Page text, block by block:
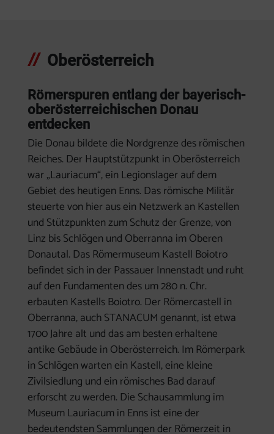
Oberösterreich
Römerspuren entlang der bayerisch-
oberösterreichischen Donau
entdecken
Die Donau bildete die Nordgrenze des römischen
Reiches. Der Hauptstützpunkt in Oberösterreich
war „Lauriacum“, ein Legionslager auf dem
Gebiet des heutigen Enns. Das römische Militär
steuerte von hier aus ein Netzwerk an Kastellen
und Stützpunkten zum Schutz der Grenze, von
Linz bis Schlögen und Oberranna im Oberen
Donautal. Das Römermuseum Kastell Boiotro
befindet sich in der Passauer Innenstadt und ruht
auf den Fundamenten des um 280 n. Chr.
erbauten Kastells Boiotro. Der Römercastell in
Oberranna, auch STANACUM genannt, ist etwa
1700 Jahre alt und das am besten erhaltene
antike Gebäude in Oberösterreich. Im Römerpark
in Schlögen warten ein Kastell, eine kleine
Zivilsiedlung und ein römisches Bad darauf
erforscht zu werden. Die Schausammlung im
Museum Lauriacum in Enns ist eine der
bedeutendsten Sammlungen der Römerzeit in